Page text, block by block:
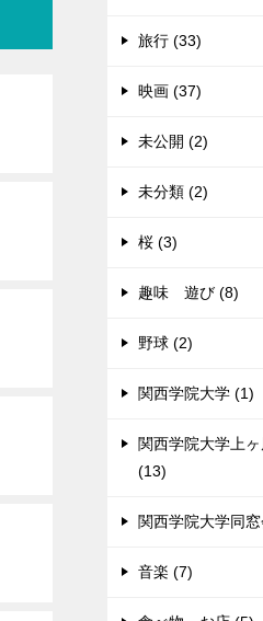
旅行 (33)
映画 (37)
未公開 (2)
未分類 (2)
桜 (3)
趣味 遊び (8)
野球 (2)
関西学院大学 (1)
関西学院大学上
(13)
関西学院大学同
音楽 (7)